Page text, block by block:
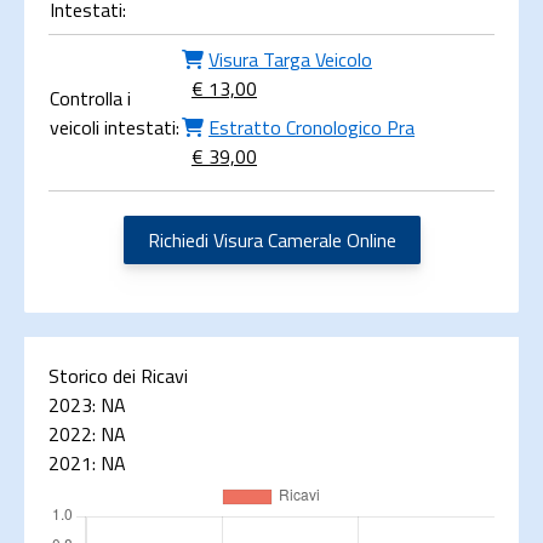
Intestati:
Controlla i
veicoli intestati:
Visura Targa Veicolo
€ 13,00
Estratto Cronologico Pra
€ 39,00
Richiedi Visura Camerale Online
Storico dei Ricavi
2023: NA
2022: NA
2021: NA